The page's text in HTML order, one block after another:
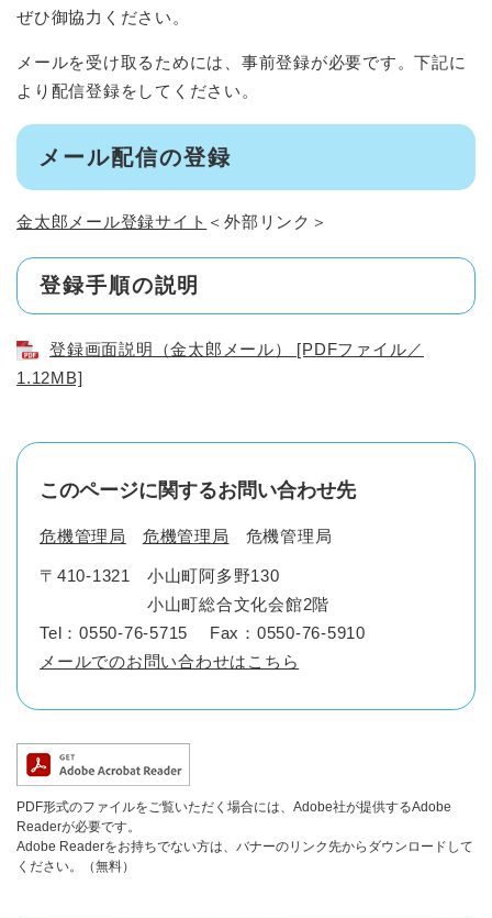
ぜひ御協力ください。
メールを受け取るためには、事前登録が必要です。下記に
より配信登録をしてください。
メール配信の登録
金太郎メール登録サイト ＜外部リンク＞
登録手順の説明
登録画面説明（金太郎メール） [PDFファイル／
1.12MB]
このページに関するお問い合わせ先
危機管理局 危機管理局 危機管理局
〒410-1321
小山町阿多野130
小山町総合文化会館2階
Tel：0550-76-5715
Fax：0550-76-5910
メールでのお問い合わせはこちら
PDF形式のファイルをご覧いただく場合には、Adobe社が提供するAdobe
Readerが必要です。
Adobe Readerをお持ちでない方は、バナーのリンク先からダウンロードして
ください。（無料）